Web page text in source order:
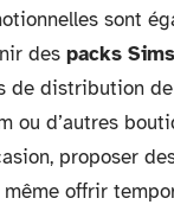
sont
des packs
de distribution
ou d’autres
proposer
offrir